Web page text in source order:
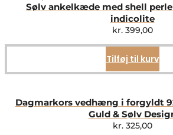
Sølv ankelkæde med shell
indicolite
kr.399,00
Tilføj til kurv
Dagmarkors vedhæng i forgyldt
Guld & Sølv
kr.325,00